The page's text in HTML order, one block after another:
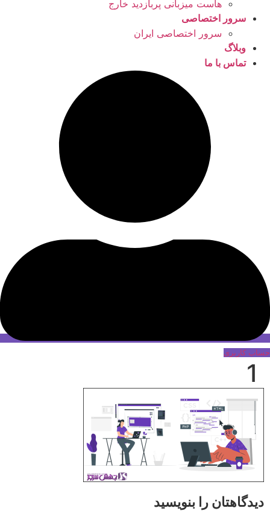
هاست میزبانی پربازدید خارج
سرور اختصاصی
سرور اختصاصی ایران
وبلاگ
تماس با ما
حساب کاربری
1
دیدگاهتان را بنویسید